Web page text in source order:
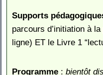
Supports
parcours d’initiation à
ligne) ET le Livre 1
Programme : bientôt